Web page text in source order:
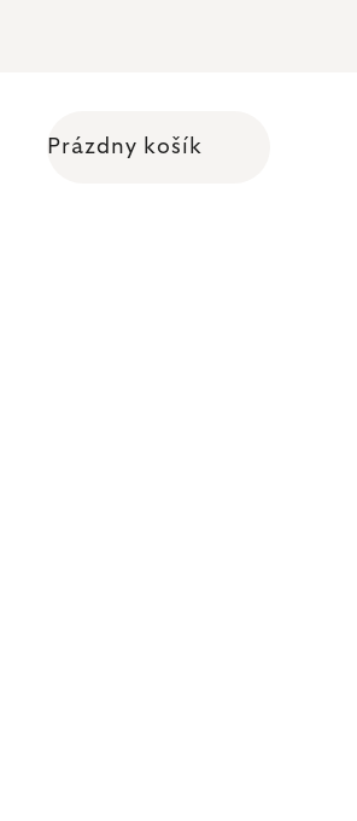
Prázdny košík